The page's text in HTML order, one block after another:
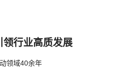
行业高质发展
领域40余年